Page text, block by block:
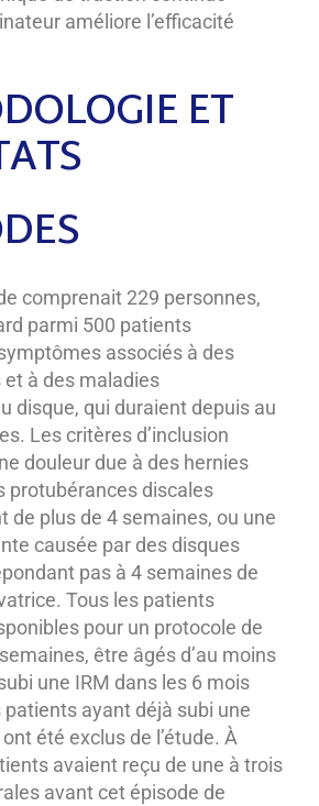
améliore l’efficacité
ET
comprenait 229 personnes,
parmi 500 patients
associés à des
à des maladies
disque, qui duraient depuis au
Les critères d’inclusion
douleur due à des hernies
protubérances discales
de plus de 4 semaines, ou une
causée par des disques
pas à 4 semaines de
Tous les patients
pour un protocole de
être âgés d’au moins
une IRM dans les 6 mois
ayant déjà subi une
été exclus de l’étude. À
avaient reçu de une à trois
avant cet épisode de